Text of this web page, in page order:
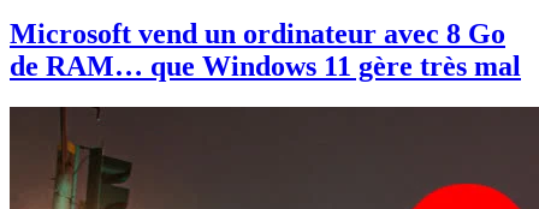
Microsoft vend un ordinateur avec 8 Go
de RAM… que Windows 11 gère très mal